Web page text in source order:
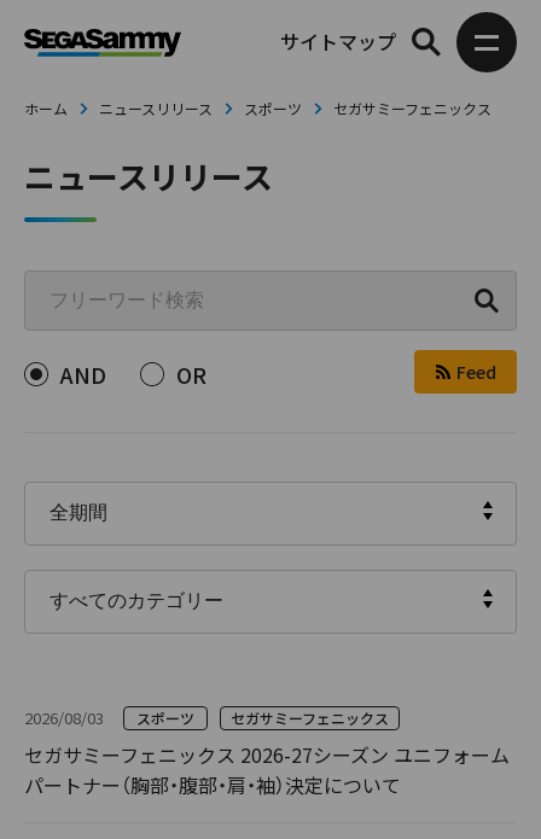
サイトマップ
ホーム ニュースリリース スポーツ セガサミーフェニックス
ニュースリリース
AND OR Feed
2026/08/03 スポーツ セガサミーフェニックス
セガサミーフェニックス 2026-27シーズン ユニフォーム
パートナー（胸部・腹部・肩・袖）決定について